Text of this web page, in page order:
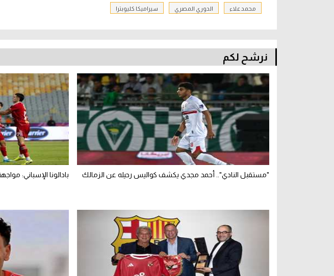
محمد علاء الدوري المصري سيراميكا كليوبترا
نرشح لكم
"مستقبل النادي".. أحمد مجدي يكشف كواليس رحيله عن الزمالك بادالونا الإسباني: